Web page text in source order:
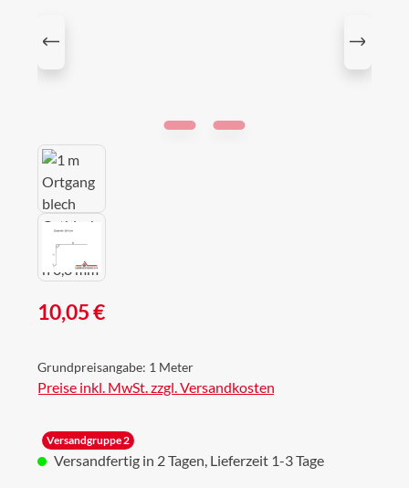
Regulärer Preis:
10,05 €
Grundpreisangabe: 1 Meter
Preise inkl. MwSt. zzgl. Versandkosten
Versandgruppe 2
Versandfertig in 2 Tagen, Lieferzeit 1-3 Tage